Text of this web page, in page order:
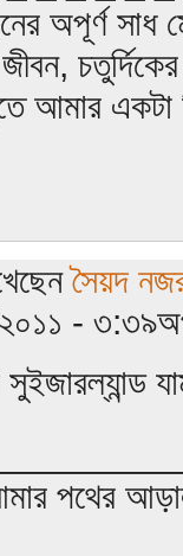
অপূর্ণ সাধ
চতুর্দিকের
আমার একটা
সৈয়দ
-
পথের